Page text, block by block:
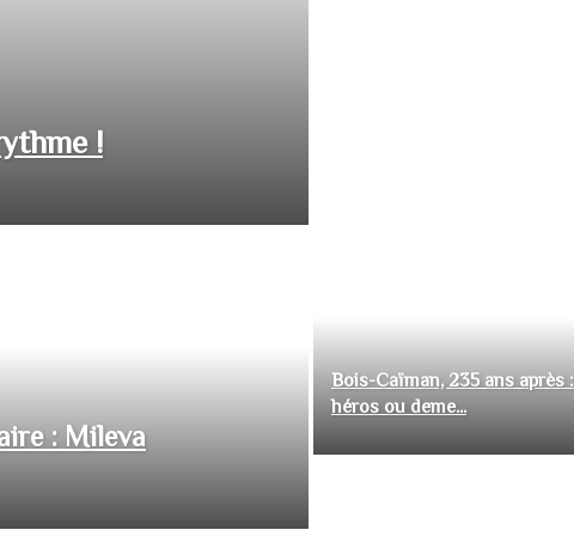
!
: Mileva
Bois-Caïman, 235 ans après
héros ou deme...